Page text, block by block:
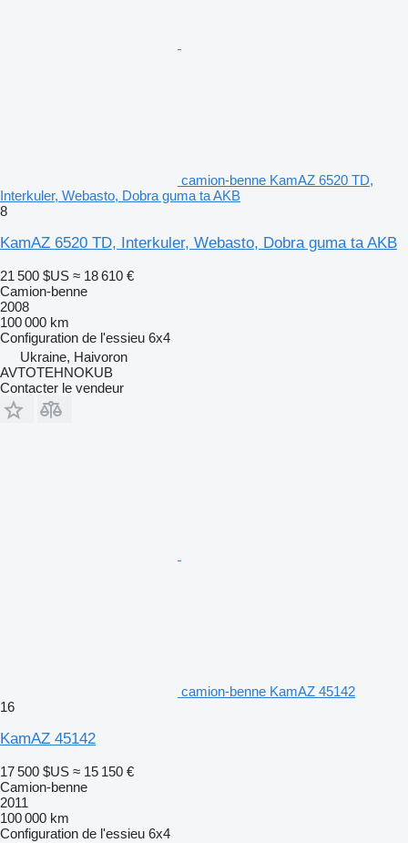
camion-benne KamAZ 6520 TD,
Interkuler, Webasto, Dobra guma ta AKB
8
KamAZ 6520 TD, Interkuler, Webasto, Dobra guma ta AKB
21 500 $US ≈ 18 610 €
Camion-benne
2008
100 000 km
Configuration de l'essieu 6x4
Ukraine, Haivoron
AVTOTEHNOKUB
Contacter le vendeur
camion-benne KamAZ 45142
16
KamAZ 45142
17 500 $US ≈ 15 150 €
Camion-benne
2011
100 000 km
Configuration de l'essieu 6x4